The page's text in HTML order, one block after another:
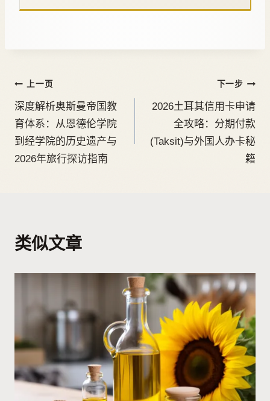
上一页
深度解析奥斯曼帝国教
育体系：从恩德伦学院
到经学院的历史遗产与
2026年旅行探访指南
下一步
2026土耳其信用卡申请
全攻略：分期付款
(Taksit)与外国人办卡秘
籍
类似文章